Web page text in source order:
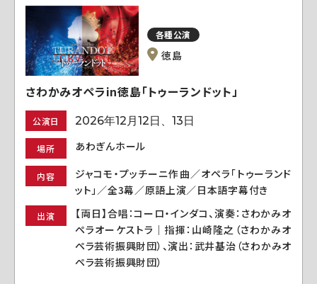
各種公演
徳島
さわかみオペラin徳島「トゥーランドット」
公演日 2026年12月12日、13日
場所 あわぎんホール
内容
ジャコモ・プッチーニ作曲／オペラ「トゥーランド
ット」／全3幕／原語上演／日本語字幕付き
出演
【両日】合唱：コーロ・インダコ、演奏：さわかみオ
ペラオーケストラ｜指揮：山崎隆之（さわかみオ
ペラ芸術振興財団）、演出：武井基治（さわかみオ
ペラ芸術振興財団）